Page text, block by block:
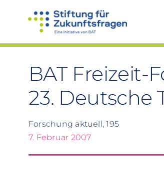
BAT Freizeit-
23. Deutsche
Forschung aktuell, 195
7. Februar 2007